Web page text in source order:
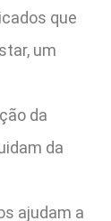
que
um
da
da
ajudam a